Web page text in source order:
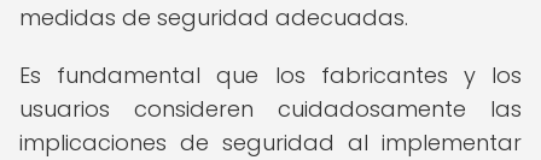
medidas de seguridad adecuadas.
Es fundamental que los fabricantes y los
usuarios consideren cuidadosamente las
implicaciones de seguridad al implementar